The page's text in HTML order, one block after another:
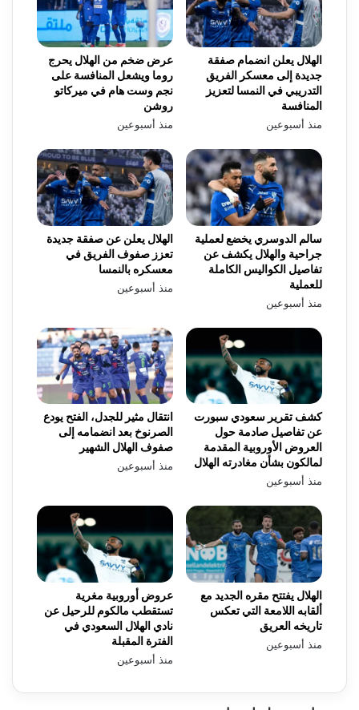
عرض ضخم من الهلال يحرج
روما ويشعل المنافسة على
نجم وست هام في ميركاتو
روشن
منذ أسبوعين
الهلال يعلن انضمام صفقة
جديدة إلى معسكر الفريق
التدريبي في النمسا لتعزيز
المنافسة
منذ أسبوعين
الهلال يعلن عن صفقة جديدة
تعزز صفوف الفريق في
معسكره بالنمسا
منذ أسبوعين
سالم الدوسري يخضع لعملية
جراحية والهلال يكشف عن
تفاصيل الكواليس الكاملة
للعملية
منذ أسبوعين
انتقال مثير للجدل، الفتح يودع
الصرنوخ بعد انضمامه إلى
صفوف الهلال الشهير
منذ أسبوعين
كشف تقرير سعودي سبورت
عن تفاصيل صادمة حول
العروض الأوروبية المقدمة
لمالكون بشأن مغادرته الهلال
منذ أسبوعين
عروض أوروبية مغرية
تستقطب مالكوم للرحيل عن
نادي الهلال السعودي في
الفترة المقبلة
منذ أسبوعين
الهلال يفتتح مقره الجديد مع
ألقابه اللامعة التي تعكس
تاريخه العريق
منذ أسبوعين